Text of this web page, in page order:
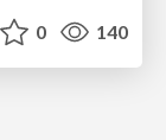
0 140